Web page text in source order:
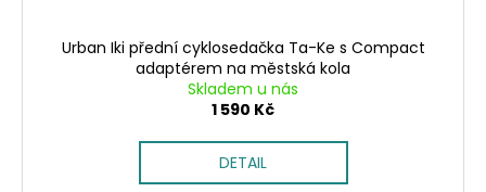
Urban Iki přední cyklosedačka Ta-Ke s Compact
adaptérem na městská kola
Skladem u nás
1 590 Kč
DETAIL